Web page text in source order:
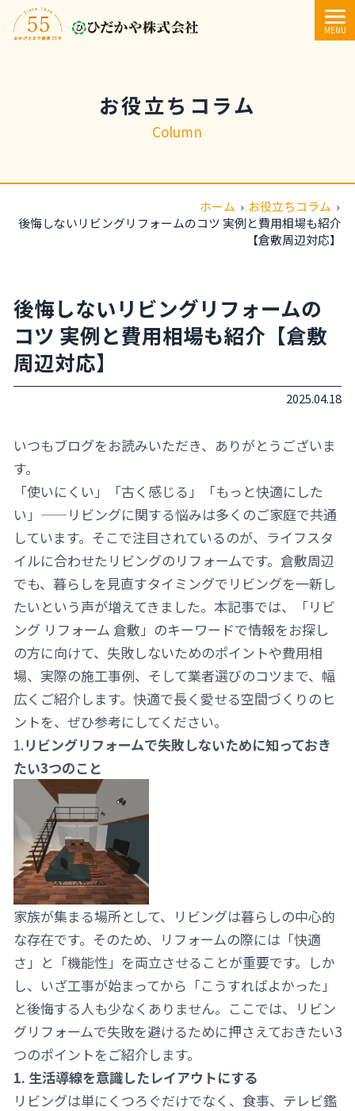
内容をスキップ
MENU
お役立ちコラム
Column
ホーム › お役立ちコラム ›
後悔しないリビングリフォームのコツ 実例と費用相場も紹介
【倉敷周辺対応】
後悔しないリビングリフォームの
コツ 実例と費用相場も紹介【倉敷
周辺対応】
2025.04.18
いつもブログをお読みいただき、ありがとうございま
す。
「使いにくい」「古く感じる」「もっと快適にした
い」——リビングに関する悩みは多くのご家庭で共通
しています。そこで注目されているのが、ライフスタ
イルに合わせたリビングのリフォームです。倉敷周辺
でも、暮らしを見直すタイミングでリビングを一新し
たいという声が増えてきました。本記事では、「リビ
ング リフォーム 倉敷」のキーワードで情報をお探し
の方に向けて、失敗しないためのポイントや費用相
場、実際の施工事例、そして業者選びのコツまで、幅
広くご紹介します。快適で長く愛せる空間づくりのヒ
ントを、ぜひ参考にしてください。
1.リビングリフォームで失敗しないために知っておき
たい3つのこと
家族が集まる場所として、リビングは暮らしの中心的
な存在です。そのため、リフォームの際には「快適
さ」と「機能性」を両立させることが重要です。しか
し、いざ工事が始まってから「こうすればよかった」
と後悔する人も少なくありません。ここでは、リビン
グリフォームで失敗を避けるために押さえておきたい3
つのポイントをご紹介します。
1. 生活導線を意識したレイアウトにする
リビングは単にくつろぐだけでなく、食事、テレビ鑑